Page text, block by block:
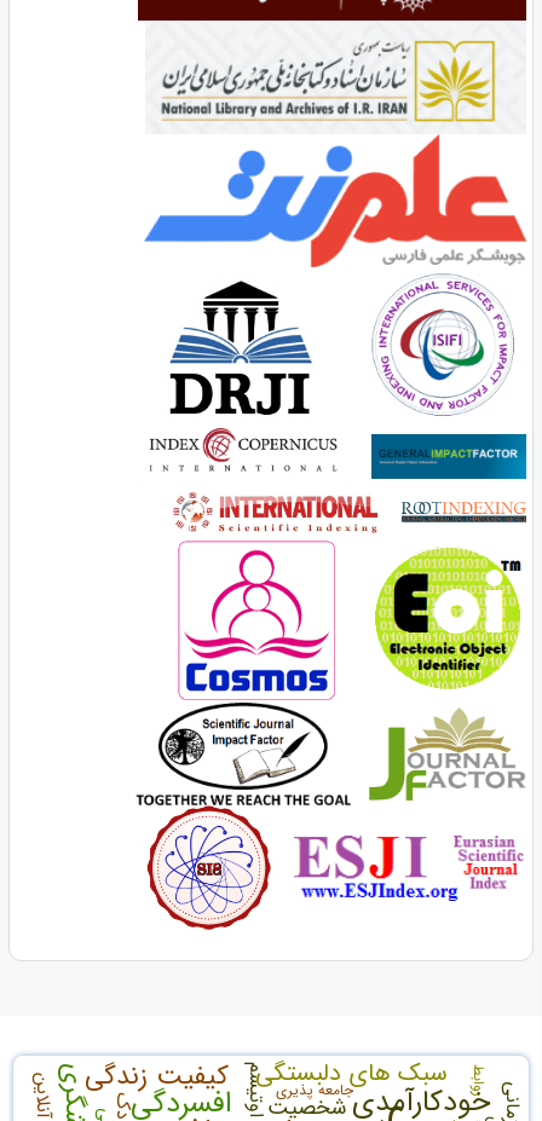
خودکارآمدی افسردگی
کیفیت زندگی سبک های دلبستگی
شخصیتاوتیسم آنلاین روابط جامعه پذیری